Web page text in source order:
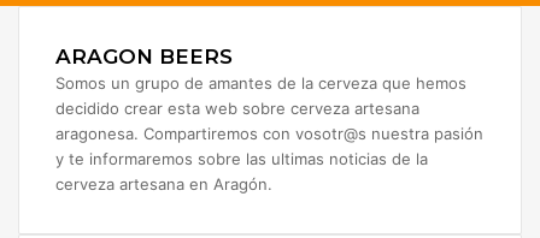
ARAGON BEERS
Somos un grupo de amantes de la cerveza que hemos
decidido crear esta web sobre cerveza artesana
aragonesa. Compartiremos con vosotr@s nuestra pasión
y te informaremos sobre las ultimas noticias de la
cerveza artesana en Aragón.